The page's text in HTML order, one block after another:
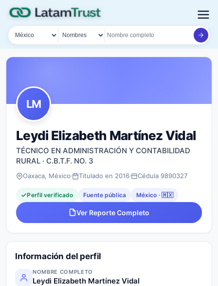
País
Tipo de búsqueda
Nombre o documento
LM
Leydi Elizabeth Martínez Vidal
TÉCNICO EN ADMINISTRACIÓN Y CONTABILIDAD
RURAL · C.B.T.F. NO. 3
Oaxaca, México Titulado en 2016 Cédula 9890327
Perfil verificado Fuente pública México · 🇲🇽
Ver Reporte Completo
Información del perfil
NOMBRE COMPLETO
Leydi Elizabeth Martínez Vidal